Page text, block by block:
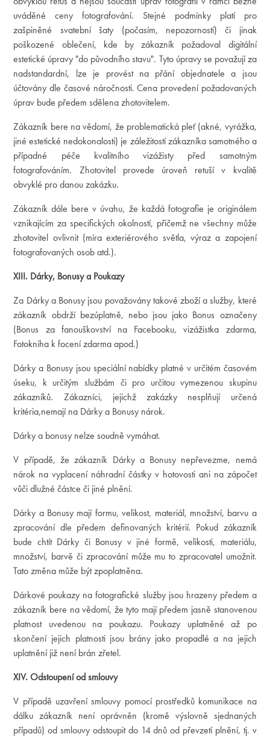
uváděné ceny fotografování. Stejné podmínky platí pro
zašpiněné svatební šaty (počasím, nepozorností) či jinak
poškozené oblečení, kde by zákazník požadoval digitální
estetické úpravy "do původního stavu". Tyto úpravy se považují za
nadstandardní, lze je provést na přání objednatele a jsou
účtovány dle časové náročnosti. Cena provedení požadovaných
úprav bude předem sdělena zhotovitelem.
Zákazník bere na vědomí, že problematická pleť (akné, vyrážka,
jiné estetické nedokonalosti) je záležitostí zákazníka samotného a
případné péče kvalitního vizážisty před samotným
fotografováním. Zhotovitel provede úroveň retuší v kvalitě
obvyklé pro danou zakázku.
Zákazník dále bere v úvahu, že každá fotografie je originálem
vznikajícím za specifických okolností, přičemž ne všechny může
zhotovitel ovlivnit (míra exteriérového světla, výraz a zapojení
fotografovaných osob atd.).
XIII. Dárky, Bonusy a Poukazy
Za Dárky a Bonusy jsou považovány takové zboží a služby, které
zákazník obdrží bezúplatně, nebo jsou jako Bonus označeny
(Bonus za fanouškovství na Facebooku, vizážistka zdarma,
Fotokniha k focení zdarma apod.)
Dárky a Bonusy jsou speciální nabídky platné v určitém časovém
úseku, k určitým službám či pro určitou vymezenou skupinu
zákazníků. Zákazníci, jejichž zakázky nesplňují určená
kritéria,nemají na Dárky a Bonusy nárok.
Dárky a bonusy nelze soudně vymáhat.
V případě, že zákazník Dárky a Bonusy nepřevezme, nemá
nárok na vyplacení náhradní částky v hotovosti ani na zápočet
vůči dlužné částce či jiné plnění.
Dárky a Bonusy mají formu, velikost, materiál, množství, barvu a
zpracování dle předem definovaných kritérií. Pokud zákazník
bude chtít Dárky či Bonusy v jiné formě, velikosti, materiálu,
množství, barvě či zpracování může mu to zpracovatel umožnit.
Tato změna může být zpoplatněna.
Dárkové poukazy na fotografické služby jsou hrazeny předem a
zákazník bere na vědomí, že tyto mají předem jasně stanovenou
platnost uvedenou na poukazu. Poukazy uplatněné až po
skončení jejich platnosti jsou brány jako propadlé a na jejich
uplatnění již není brán zřetel.
XIV. Odstoupení od smlouvy
V případě uzavření smlouvy pomocí prostředků komunikace na
dálku zákazník není oprávněn (kromě výslovně sjednaných
případů) od smlouvy odstoupit do 14 dnů od převzetí plnění, tj. v